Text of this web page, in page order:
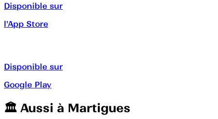
Disponible sur
l'App Store
Disponible sur
Google Play
🏛️️ Aussi à Martigues